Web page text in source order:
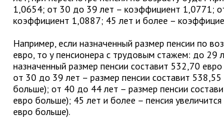
1,0654; от 30 до 39 лет – коэффициент 1,0771;
коэффициент 1,0887; 45 лет и более –
Например, если назначенный размер пенсии по
евро, то у пенсионера с трудовым стажем: до 29
назначенный размер пенсии составит 532,70
от 30 до 39 лет – размер пенсии составит
больше); от 40 до 44 лет – размер пенсии
евро больше); 45 лет и более – пенсия
евро больше).